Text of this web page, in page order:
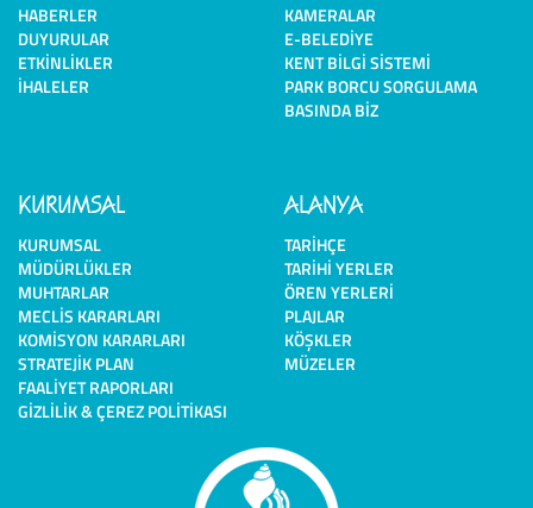
HABERLER
DUYURULAR
ETKINLIKLER
İHALELER
KAMERALAR
E-BELEDIYE
KENT BILGI SISTEMI
PARK BORCU SORGULAMA
BASINDA BIZ
KURUMSAL
KURUMSAL
MÜDÜRLÜKLER
MUHTARLAR
MECLIS KARARLARI
KOMISYON KARARLARI
STRATEJIK PLAN
FAALIYET RAPORLARI
GIZLILIK & ÇEREZ POLITIKASI
ALANYA
TARIHÇE
TARIHI YERLER
ÖREN YERLERI
PLAJLAR
KÖŞKLER
MÜZELER